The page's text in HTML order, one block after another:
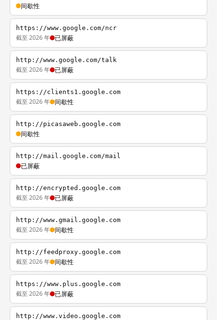
间歇性
https://www.google.com/ncr
截至 2026 年 已屏蔽
http://www.google.com/talk
截至 2026 年 已屏蔽
https://clients1.google.com
截至 2026 年 间歇性
http://picasaweb.google.com
间歇性
http://mail.google.com/mail
已屏蔽
http://encrypted.google.com
截至 2026 年 已屏蔽
http://www.gmail.google.com
截至 2026 年 间歇性
http://feedproxy.google.com
截至 2026 年 间歇性
https://www.plus.google.com
截至 2026 年 已屏蔽
http://www.video.google.com